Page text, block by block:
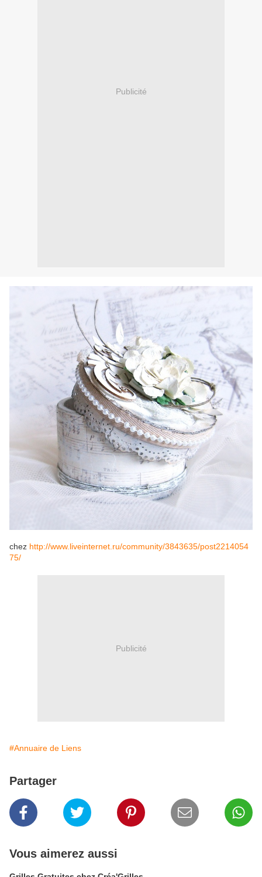
Publicité
chez http://www.liveinternet.ru/community/3843635/post2214054
75/
Publicité
#Annuaire de Liens
Partager
Vous aimerez aussi